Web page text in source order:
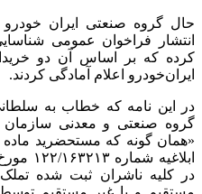
حال گروه صنعتی ایران خودرو
انتشار فراخوان عمومی
کرده که بر اساس آن دو
ایران‌خودرو اعلام آمادگی کردند.
در این نامه که خطاب به
گروه صنعتی و معدنی
در کلیه ناشران ثبت شده